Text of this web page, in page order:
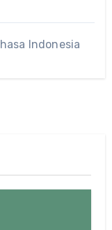
Indonesia